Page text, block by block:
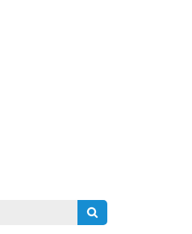
Rechercher :